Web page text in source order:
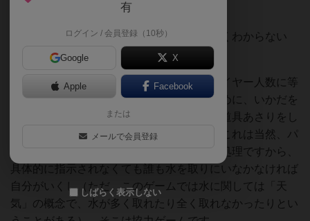
協力ゲームなのか裏切りゲームなのかよくわからない
「珍妙な」作品。
無人島に取り残されたパーティ（＝プレイヤー人数に等
しい人たち）はそこからの脱出をはかるために、いかだを
作成したり、何か使えそうなものがあるか道具あさりをし
たり、あるいは水や魚を確保しにきます。これは当然、パ
ーティとして全員脱出をするために必要な処理ですから、
具体的に指示されなくても誰も水を取りにいなかなければ
自分がいくし（ただ、このゲームでは水に関しては「天
気」の概念で、水が多く取れたり全く取れなかったりとい
有
ログイン / 会員登録（10秒）
Google X
Apple Facebook
または
メールで会員登録
しばらく表示しない